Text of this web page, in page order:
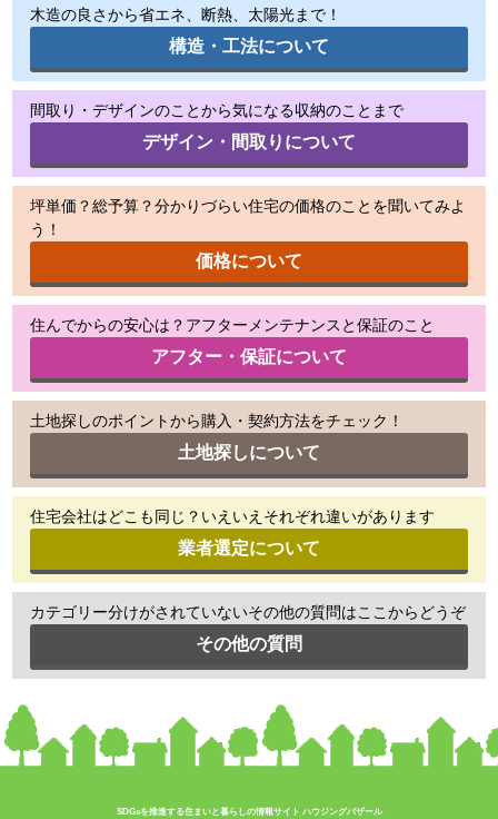
木造の良さから省エネ、断熱、太陽光まで！
構造・工法について
間取り・デザインのことから気になる収納のことまで
デザイン・間取りについて
坪単価？総予算？分かりづらい住宅の価格のことを聞いてみよ
う！
価格について
住んでからの安心は？アフターメンテナンスと保証のこと
アフター・保証について
土地探しのポイントから購入・契約方法をチェック！
土地探しについて
住宅会社はどこも同じ？いえいえそれぞれ違いがあります
業者選定について
カテゴリー分けがされていないその他の質問はここからどうぞ
その他の質問
SDGsを推進する住まいと暮らしの情報サイト ハウジングバザール